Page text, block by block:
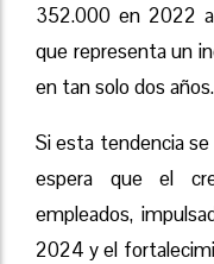
352.000 en 2022
que representa un
en tan solo dos años.
Si esta tendencia
espera que el
empleados,
2024 y el